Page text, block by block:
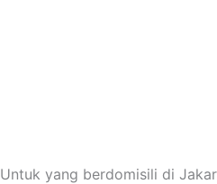
Untuk yang berdomisili di